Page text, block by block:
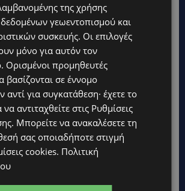
Η συγκλονιστική ιστορία του
και η δωρεά των 12.500 ευρώ που του
της χρήσης
γεωεντοπισμού και
συσκευής. Οι επιλογές
μόνο για αυτόν τον
Ορισμένοι προμηθευτές
βασίζονται σε έννομο
αντί για συγκατάθεση· έχετε το
αντιταχθείτε στις Ρυθμίσεις
. Μπορείτε να ανακαλέσετε τη
σας οποιαδήποτε στιγμή
cookies. Πολιτική